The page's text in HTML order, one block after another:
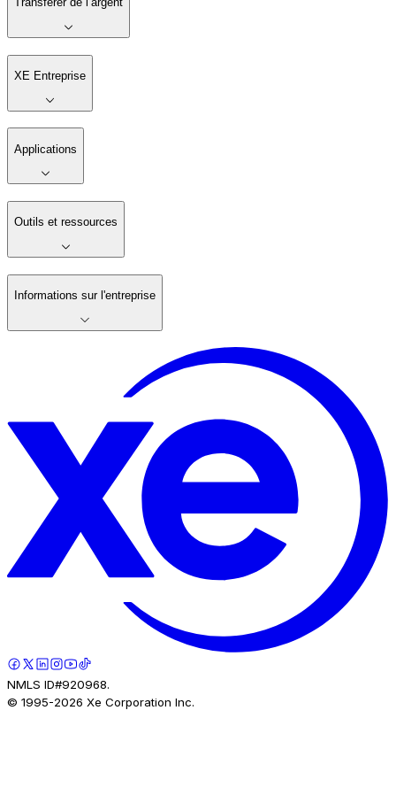
XE Entreprise
Applications
Outils et ressources
Informations sur l'entreprise
NMLS ID#920968.
© 1995-2026 Xe Corporation Inc.